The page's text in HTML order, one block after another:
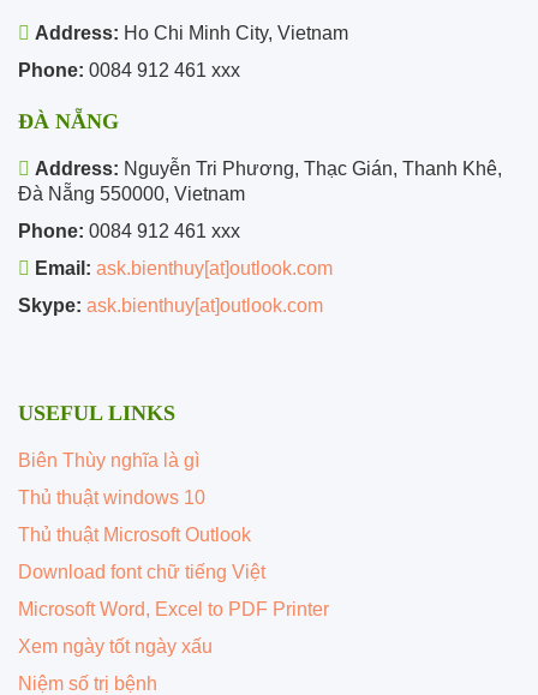
Address: Ho Chi Minh City, Vietnam
Phone: 0084 912 461 xxx
ĐÀ NẴNG
Address: Nguyễn Tri Phương, Thạc Gián, Thanh Khê,
Đà Nẵng 550000, Vietnam
Phone: 0084 912 461 xxx
Email: ask.bienthuy[at]outlook.com
Skype: ask.bienthuy[at]outlook.com
USEFUL LINKS
Biên Thùy nghĩa là gì
Thủ thuật windows 10
Thủ thuật Microsoft Outlook
Download font chữ tiếng Việt
Microsoft Word, Excel to PDF Printer
Xem ngày tốt ngày xấu
Niệm số trị bệnh